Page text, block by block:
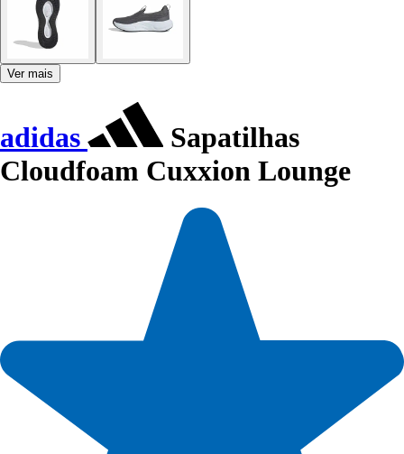
Ver mais
adidas
Sapatilhas
Cloudfoam Cuxxion Lounge